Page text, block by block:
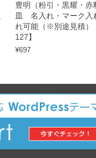
7
】
t
i
y
豊明（粉引・黒耀・
皿 名入れ・マーク
れ可能（※別途見積
127】
¥697